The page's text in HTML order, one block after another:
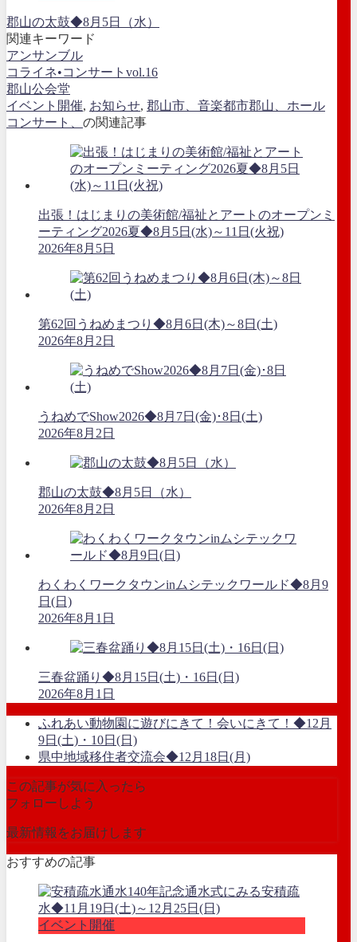
郡山の太鼓◆8月5日（水）
関連キーワード
アンサンブル
コライネ•コンサートvol.16
郡山公会堂
イベント開催, お知らせ, 郡山市、音楽都市郡山、ホール
コンサート、 の関連記事
出張！はじまりの美術館/福祉とアートのオープンミ
ーティング2026夏◆8月5日(水)～11日(火祝)
2026年8月5日
第62回うねめまつり◆8月6日(木)～8日(土)
2026年8月2日
うねめでShow2026◆8月7日(金)･8日(土)
2026年8月2日
郡山の太鼓◆8月5日（水）
2026年8月2日
わくわくワークタウンinムシテックワールド◆8月9
日(日)
2026年8月1日
三春盆踊り◆8月15日(土)・16日(日)
2026年8月1日
ふれあい動物園に遊びにきて！会いにきて！◆12月
9日(土)・10日(日)
県中地域移住者交流会◆12月18日(月)
この記事が気に入ったら
フォローしよう
最新情報をお届けします
おすすめの記事
イベント開催